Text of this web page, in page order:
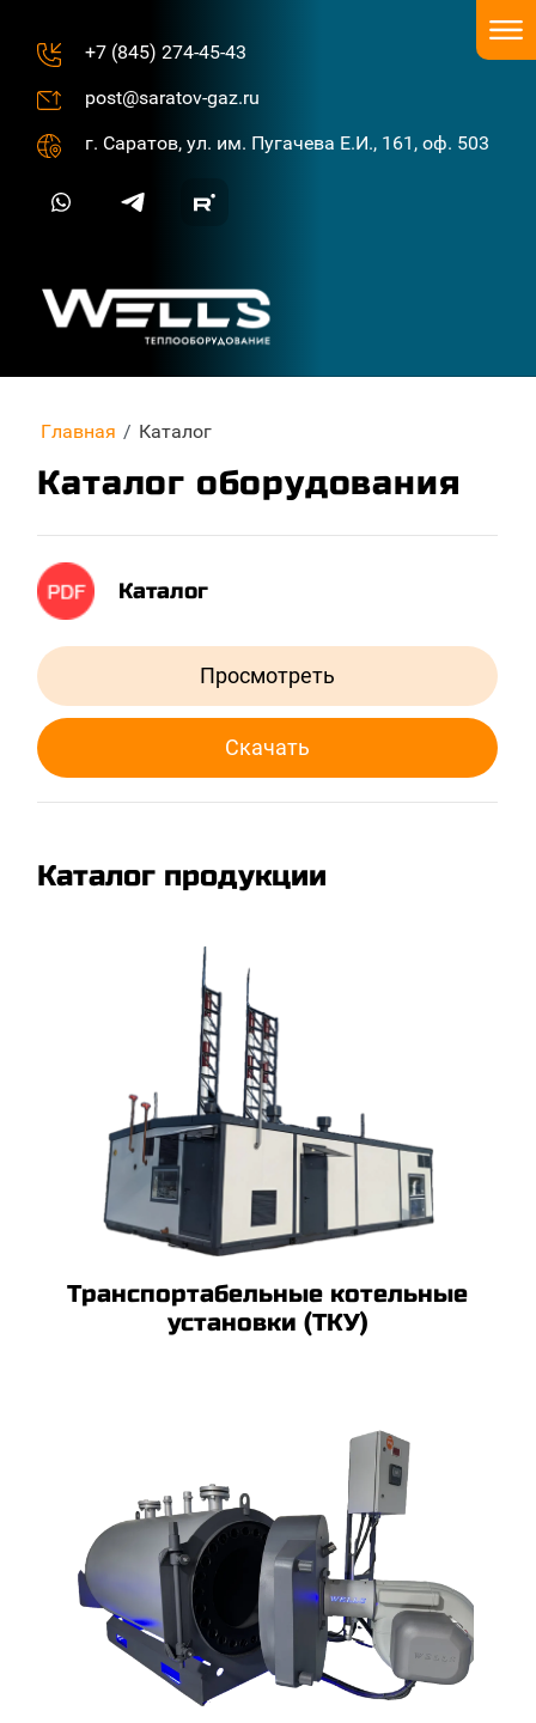
+7 (845) 274-45-43
post@saratov-gaz.ru
г. Саратов, ул. им. Пугачева Е.И., 161, оф. 503
Главная / Каталог
Каталог оборудования
Каталог
Просмотреть
Скачать
Каталог продукции
Транспортабельные котельные
установки (ТКУ)